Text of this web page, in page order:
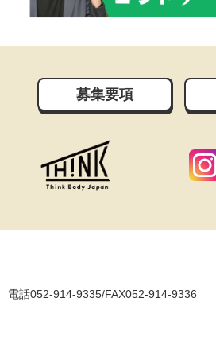
募集要項
電話052-914-9335/FAX052-914-9336